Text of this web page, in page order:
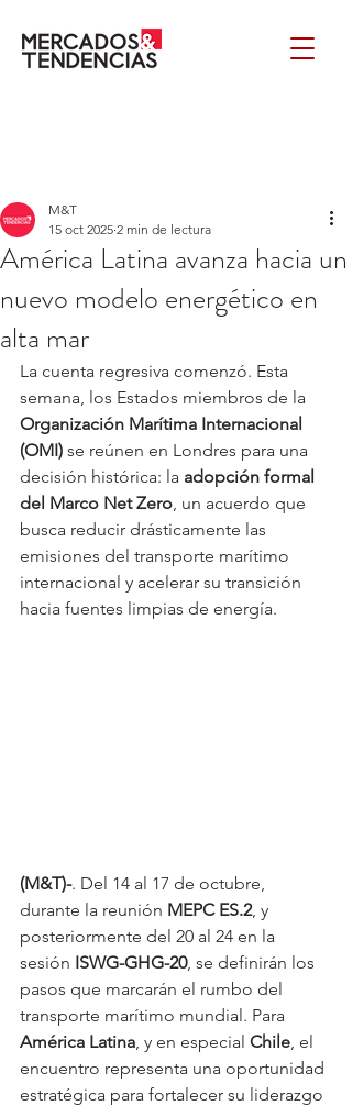
América Latina avanza hacia un
nuevo modelo energético en
alta mar
M&T
15 oct 2025 2 min de lectura
La cuenta regresiva comenzó. Esta
semana, los Estados miembros de la
Organización Marítima Internacional
(OMI) se reúnen en Londres para una
decisión histórica: la adopción formal
del Marco Net Zero, un acuerdo que
busca reducir drásticamente las
emisiones del transporte marítimo
internacional y acelerar su transición
hacia fuentes limpias de energía.
(M&T)-. Del 14 al 17 de octubre,
durante la reunión MEPC ES.2, y
posteriormente del 20 al 24 en la
sesión ISWG-GHG-20, se definirán los
pasos que marcarán el rumbo del
transporte marítimo mundial. Para
América Latina , y en especial Chile , el
encuentro representa una oportunidad
estratégica para fortalecer su liderazgo